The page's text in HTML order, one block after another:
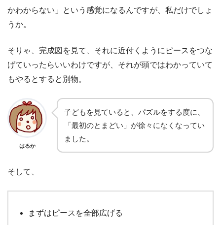
かわからない」という感覚になるんですが、私だけでしょ
うか。
そりゃ、完成図を見て、それに近付くようにピースをつな
げていったらいいわけですが、それが頭ではわかっていて
もやるとすると別物。
はるか
子どもを見ていると、パズルをする度に、
「最初のとまどい」が徐々になくなってい
ました。
そして、
まずはピースを全部広げる